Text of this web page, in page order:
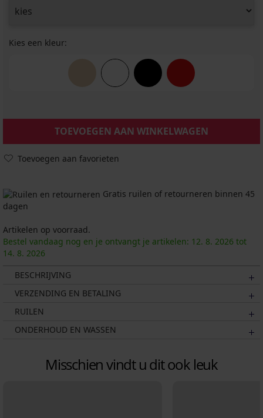
Kies een kleur:
TOEVOEGEN AAN WINKELWAGEN
Toevoegen aan favorieten
Gratis ruilen of retourneren binnen 45
dagen
Artikelen op voorraad.
Bestel vandaag nog en je ontvangt je artikelen: 12. 8. 2026 tot
14. 8. 2026
BESCHRIJVING
VERZENDING EN BETALING
RUILEN
ONDERHOUD EN WASSEN
Misschien vindt u dit ook leuk